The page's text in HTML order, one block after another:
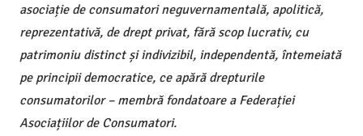
asociație de consumatori neguvernamentală, apolitică,
reprezentativă, de drept privat, fără scop lucrativ, cu
patrimoniu distinct și indivizibil, independentă, întemeiată
pe principii democratice, ce apără drepturile
consumatorilor – membră fondatoare a Federației
Asociațiilor de Consumatori.